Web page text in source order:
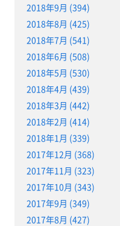
2018年9月 (394)
2018年8月 (425)
2018年7月 (541)
2018年6月 (508)
2018年5月 (530)
2018年4月 (439)
2018年3月 (442)
2018年2月 (414)
2018年1月 (339)
2017年12月 (368)
2017年11月 (323)
2017年10月 (343)
2017年9月 (349)
2017年8月 (427)